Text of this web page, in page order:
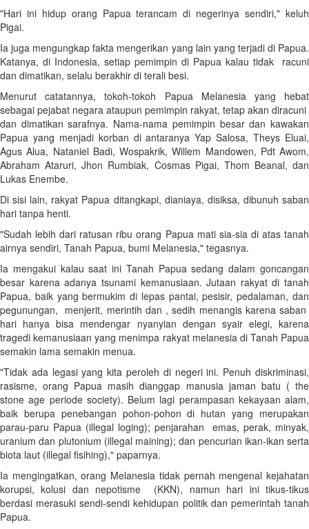
"Hari ini hidup orang Papua terancam di negerinya sendiri," keluh
Pigai.
Ia juga mengungkap fakta mengerikan yang lain yang terjadi di Papua.
Katanya, di Indonesia, setiap pemimpin di Papua kalau tidak racuni
dan dimatikan, selalu berakhir di terali besi.
Menurut catatannya, tokoh-tokoh Papua Melanesia yang hebat
sebagai pejabat negara ataupun pemimpin rakyat, tetap akan diracuni
dan dimatikan sarafnya. Nama-nama pemimpin besar dan kawakan
Papua yang menjadi korban di antaranya Yap Salosa, Theys Eluai,
Agus Alua, Nataniel Badi, Wospakrik, Willem Mandowen, Pdt Awom,
Abraham Ataruri, Jhon Rumbiak, Cosmas Pigai, Thom Beanal, dan
Lukas Enembe.
Di sisi lain, rakyat Papua ditangkapi, dianiaya, disiksa, dibunuh saban
hari tanpa henti.
"Sudah lebih dari ratusan ribu orang Papua mati sia-sia di atas tanah
airnya sendiri, Tanah Papua, bumi Melanesia," tegasnya.
Ia mengakui kalau saat ini Tanah Papua sedang dalam goncangan
besar karena adanya tsunami kemanusiaan. Jutaan rakyat di tanah
Papua, baik yang bermukim di lepas pantai, pesisir, pedalaman, dan
pegunungan, menjerit, merintih dan , sedih menangis karena saban
hari hanya bisa mendengar nyanyian dengan syair elegi, karena
tragedi kemanusiaan yang menimpa rakyat melanesia di Tanah Papua
semakin lama semakin menua.
"Tidak ada legasi yang kita peroleh di negeri ini. Penuh diskriminasi,
rasisme, orang Papua masih dianggap manusia jaman batu ( the
stone age periode society). Belum lagi perampasan kekayaan alam,
baik berupa penebangan pohon-pohon di hutan yang merupakan
parau-paru Papua (illegal loging); penjarahan emas, perak, minyak,
uranium dan plutonium (illegal maining); dan pencurian ikan-ikan serta
biota laut (illegal fisihing)," paparnya.
Ia mengingatkan, orang Melanesia tidak pernah mengenal kejahatan
korupsi, kolusi dan nepotisme (KKN), namun hari ini tikus-tikus
berdasi merasuki sendi-sendi kehidupan politik dan pemerintah tanah
Papua.